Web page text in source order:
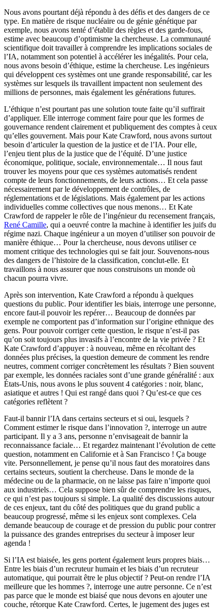
Nous avons pourtant déjà répondu à des défis et des dangers de ce
type. En matière de risque nucléaire ou de génie génétique par
exemple, nous avons tenté d’établir des règles et des garde-fous,
estime avec beaucoup d’optimisme la chercheuse. La communauté
scientifique doit travailler à comprendre les implications sociales de
l’IA, notamment son potentiel à accélérer les inégalités. Pour cela,
nous avons besoin d’éthique, estime la chercheuse. Les ingénieurs
qui développent ces systèmes ont une grande responsabilité, car les
systèmes sur lesquels ils travaillent impactent non seulement des
millions de personnes, mais également les générations futures.
L’éthique n’est pourtant pas une solution toute faite qu’il suffirait
d’appliquer. Elle interroge comment faire pour que les formes de
gouvernance rendent clairement et publiquement des comptes à ceux
qu’elles gouvernent. Mais pour Kate Crawford, nous avons surtout
besoin d’articuler la question de la justice et de l’IA. Pour elle,
l’enjeu tient plus de la justice que de l’équité. D’une justice
économique, politique, sociale, environnementale… Il nous faut
trouver les moyens pour que ces systèmes automatisés rendent
compte de leurs fonctionnements, de leurs actions… Et cela passe
nécessairement par le développement de contrôles, de
réglementations et de législations. Mais également par les actions
individuelles comme collectives que nous menons… Et Kate
Crawford de rappeler le rôle de l’ingénieur du recensement français,
René Camille, qui a oeuvré contre la machine à identifier les juifs du
régime nazi. Chaque ingénieur a un moyen d’utiliser son pouvoir de
manière éthique… Pour la chercheuse, nous devons utiliser ce
moment critique des technologies qui se fait jour. Souvenons-nous
des dangers de l’histoire de la classification, conclut-elle. Et
travaillons à nous assurer que nous construisons un monde où
chacun pourra vivre.
Après son intervention, Kate Crawford a répondu à quelques
questions du public. Pour identifier les biais, interroge une personne,
encore faut-il pouvoir les repérer… Beaucoup de données par
exemple ne comportent pas d’information sur l’origine ethnique des
gens. Pour pouvoir corriger cette question, le risque n’est-il pas
qu’on soit toujours plus invasifs à l’encontre de la vie privée ? Et
Kate Crawford d’appuyer : à nouveau, même en récoltant des
données plus précises, la question demeure de comment les rendre
neutres, comment corriger concrètement les résultats ? Bien souvent
par exemple, les données raciales sont d’une grande généralité : aux
États-Unis, nous avons le plus souvent 4 catégories : noir, blanc,
asiatique et autres ! Qui est rangé dans quoi ? Qu’est-ce que ces
catégories reflètent ?
Faut-il bannir l’IA dans certains secteurs et si oui, lesquels ?
Comment estimer le risque dans l’innovation ?, interroge un autre
participant. Il y a 3 ans, personne n’envisageait de bannir la
reconnaissance faciale… Et regardez maintenant l’évolution de cette
question, notamment en Californie et à San Francisco ! Ça bouge
vite. Personnellement, je pense qu’il nous faut des moratoires dans
certains secteurs, soutient la chercheuse. Dans le monde de la
médecine ou de la pharmacie, on ne laisse pas faire n’importe quoi
aux industriels… Cela suppose bien sûr de comprendre les risques,
ce qui n’est pas toujours si simple. La qualité des discussions autour
de ces enjeux, tant du côté des politiques que du grand public a
beaucoup progressé, même si les enjeux sont complexes. Cela
demande beaucoup de courage et de pression du public pour contrer
la puissance des grandes entreprises du secteur à imposer leur
agenda !
Si l’IA est biaisée, les gens portent également leurs propres biais…
Entre les biais d’un recruteur humain et les biais d’un recruteur
automatique, qui pourrait être le plus objectif ? Peut-on rendre l’IA
meilleure que les hommes ?, interroge une autre personne. Ce n’est
pas parce que le monde est biaisé que nous devons en ajouter une
couche, rétorque Kate Crawford. Certes, le jugement des juges est